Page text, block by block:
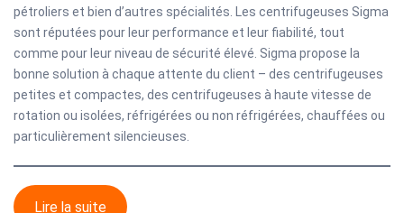
pétroliers et bien d’autres spécialités. Les centrifugeuses Sigma
sont réputées pour leur performance et leur fiabilité, tout
comme pour leur niveau de sécurité élevé. Sigma propose la
bonne solution à chaque attente du client – des centrifugeuses
petites et compactes, des centrifugeuses à haute vitesse de
rotation ou isolées, réfrigérées ou non réfrigérées, chauffées ou
particulièrement silencieuses.
Lire la suite